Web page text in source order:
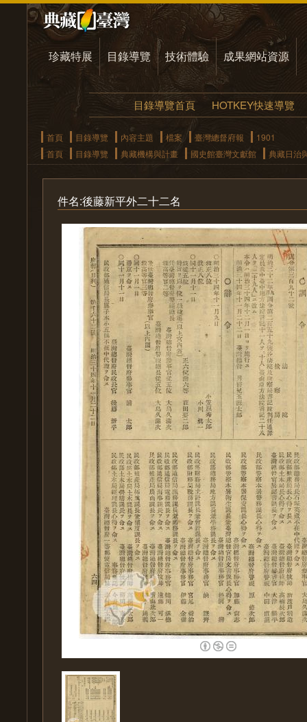
珍藏特展 目錄導覽 技術體驗 成果網站資源
目錄導覽首頁 HOTKEY快速導覽
首頁 目錄導覽 內容主題 檔案 臺灣總督府報
1901
首頁
目錄導覽 典藏機構與計畫 國史館臺灣文獻館 典藏日治
件名:後藤新平外二十二名